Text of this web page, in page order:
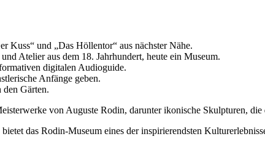
Kuss“ und „Das Höllentor“ aus nächster Nähe.
Atelier aus dem 18. Jahrhundert, heute ein Museum.
digitalen Audioguide.
Anfänge geben.
Gärten.
von Auguste Rodin, darunter ikonische Skulpturen, die
das Rodin-Museum eines der inspirierendsten